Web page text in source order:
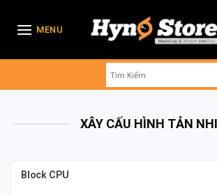
MENU
XÂY CẤU HÌNH TẢN
Block CPU